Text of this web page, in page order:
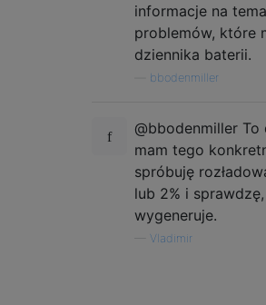
informacje na
problemów, które
dziennika baterii.
bbodenmiller
@bbodenmiller To
mam tego
spróbuję
lub 2% i
wygeneruje.
Vladimir